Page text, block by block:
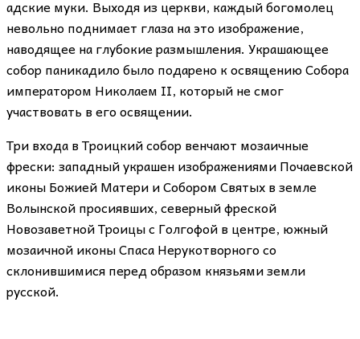
адские муки. Выходя из церкви, каждый богомолец
невольно поднимает глаза на это изображение,
наводящее на глубокие размышления. Украшающее
собор паникадило было подарено к освящению Собора
императором Николаем II, который не смог
участвовать в его освящении.
Три входа в Троицкий собор венчают мозаичные
фрески: западный украшен изображениями Почаевской
иконы Божией Матери и Собором Святых в земле
Волынской просиявших, северный фреской
Новозаветной Троицы с Голгофой в центре, южный
мозаичной иконы Спаса Нерукотворного со
склонившимися перед образом князьями земли
русской.